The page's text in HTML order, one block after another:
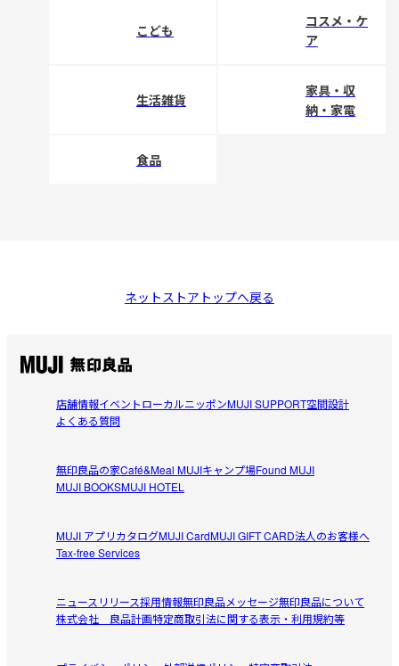
こども
コスメ・ケ
ア
生活雑貨
家具・収
納・家電
食品
ネットストアトップへ戻る
店舗情報イベントローカルニッポンMUJI SUPPORT空間設計
よくある質問
無印良品の家Café&Meal MUJIキャンプ場Found MUJI
MUJI BOOKSMUJI HOTEL
MUJI アプリカタログMUJI CardMUJI GIFT CARD法人のお客様へ
Tax-free Services
ニュースリリース採用情報無印良品メッセージ無印良品について
株式会社 良品計画特定商取引法に関する表示・利用規約等